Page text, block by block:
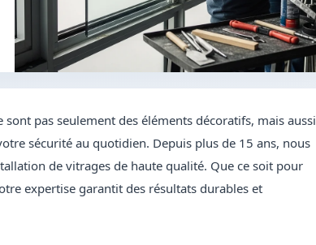
pas seulement des éléments décoratifs, mais aussi
sécurité au quotidien. Depuis plus de 15 ans, nous
de vitrages de haute qualité. Que ce soit pour
expertise garantit des résultats durables et